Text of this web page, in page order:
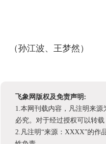
（孙江波、王梦然）
飞象网版权及免责声明:
1.本网刊载内容，凡注明来源
必究。对于经过授权可以转
2.凡注明“来源：XXXX”的作